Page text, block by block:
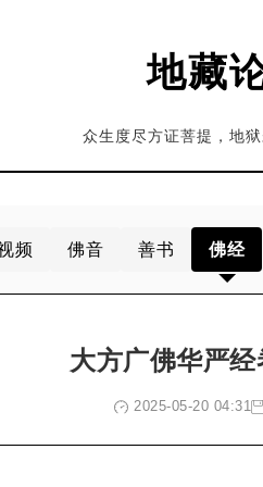
地藏
众生度尽方证菩提，地狱
频 佛音 善书 佛经
大方广佛华严
2025-05-20 04:31